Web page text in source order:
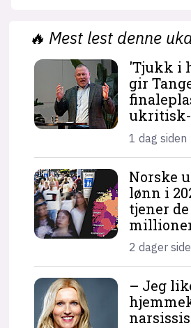
🔥 Mest lest denne
'Tjukk i
gir
1 dag siden
Norske
lønn i
tjener
2 dager
– Jeg